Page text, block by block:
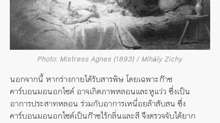
Photo: Mistress Agnes (1893) / Mihály Zichy
นอกจากนี้ หากร่างกายได้รับสารพิษ โดยเฉพาะก๊าซ
คาร์บอนมอนอกไซด์ อาจเกิดภาพหลอนและหูแว่ว ซึ่งเป็น
อาการประสาทหลอน ร่วมกับอาการเหนื่อยล้าสับสน ซึ่ง
คาร์บอนมอนอกไซด์เป็นก๊าซไร้กลิ่นและสี จึงตรวจจับได้ยาก